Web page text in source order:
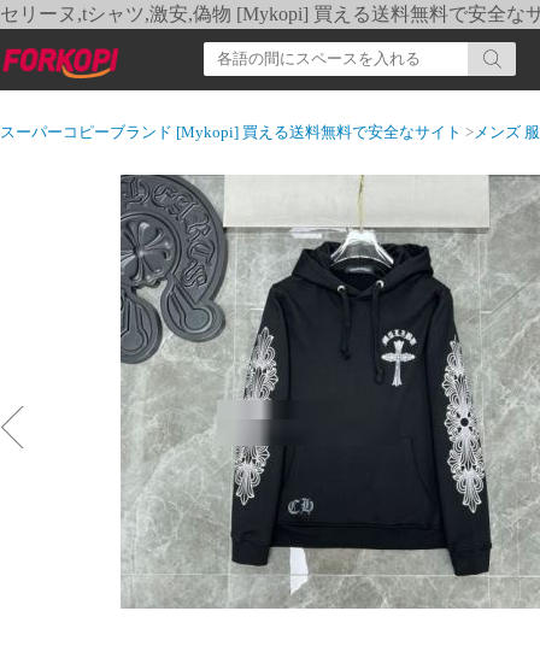
セリーヌ,tシャツ,激安,偽物 [Mykopi] 買える送料無料で安全な
スーパーコピーブランド [Mykopi] 買える送料無料で安全なサイト >メンズ 服